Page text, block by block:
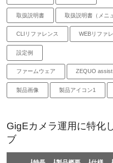
取扱説明書 取扱説明書（メニ
CLIリファレンス WEBリファ
設定例
ファームウェア ZEQUO assist
製品画像 製品アイコン1
GigEカメラ運用に特化
ブ